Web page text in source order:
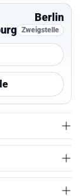
Berlin
Zweigstelle